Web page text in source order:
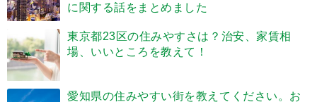
に関する話をまとめました
東京都23区の住みやすさは？治安、家賃相
場、いいところを教えて！
愛知県の住みやすい街を教えてください。お